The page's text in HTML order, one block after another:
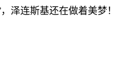
泽连斯基还在做着美梦！